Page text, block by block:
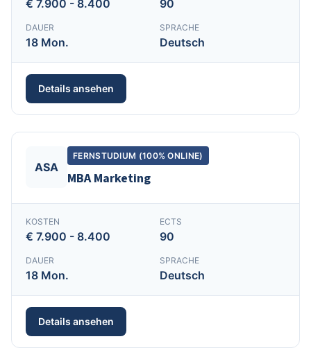
€ 7.900 - 8.400 90
DAUER
18 Mon.
SPRACHE
Deutsch
Details ansehen
ASA
FERNSTUDIUM (100% ONLINE)
MBA Marketing
KOSTEN
€ 7.900 - 8.400
ECTS
90
DAUER
18 Mon.
SPRACHE
Deutsch
Details ansehen